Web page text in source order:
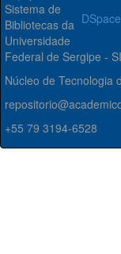
Sistema de
Bibliotecas da
Universidade
Federal de Sergipe -
Núcleo de Tecnologia
+55 79 3194-6528